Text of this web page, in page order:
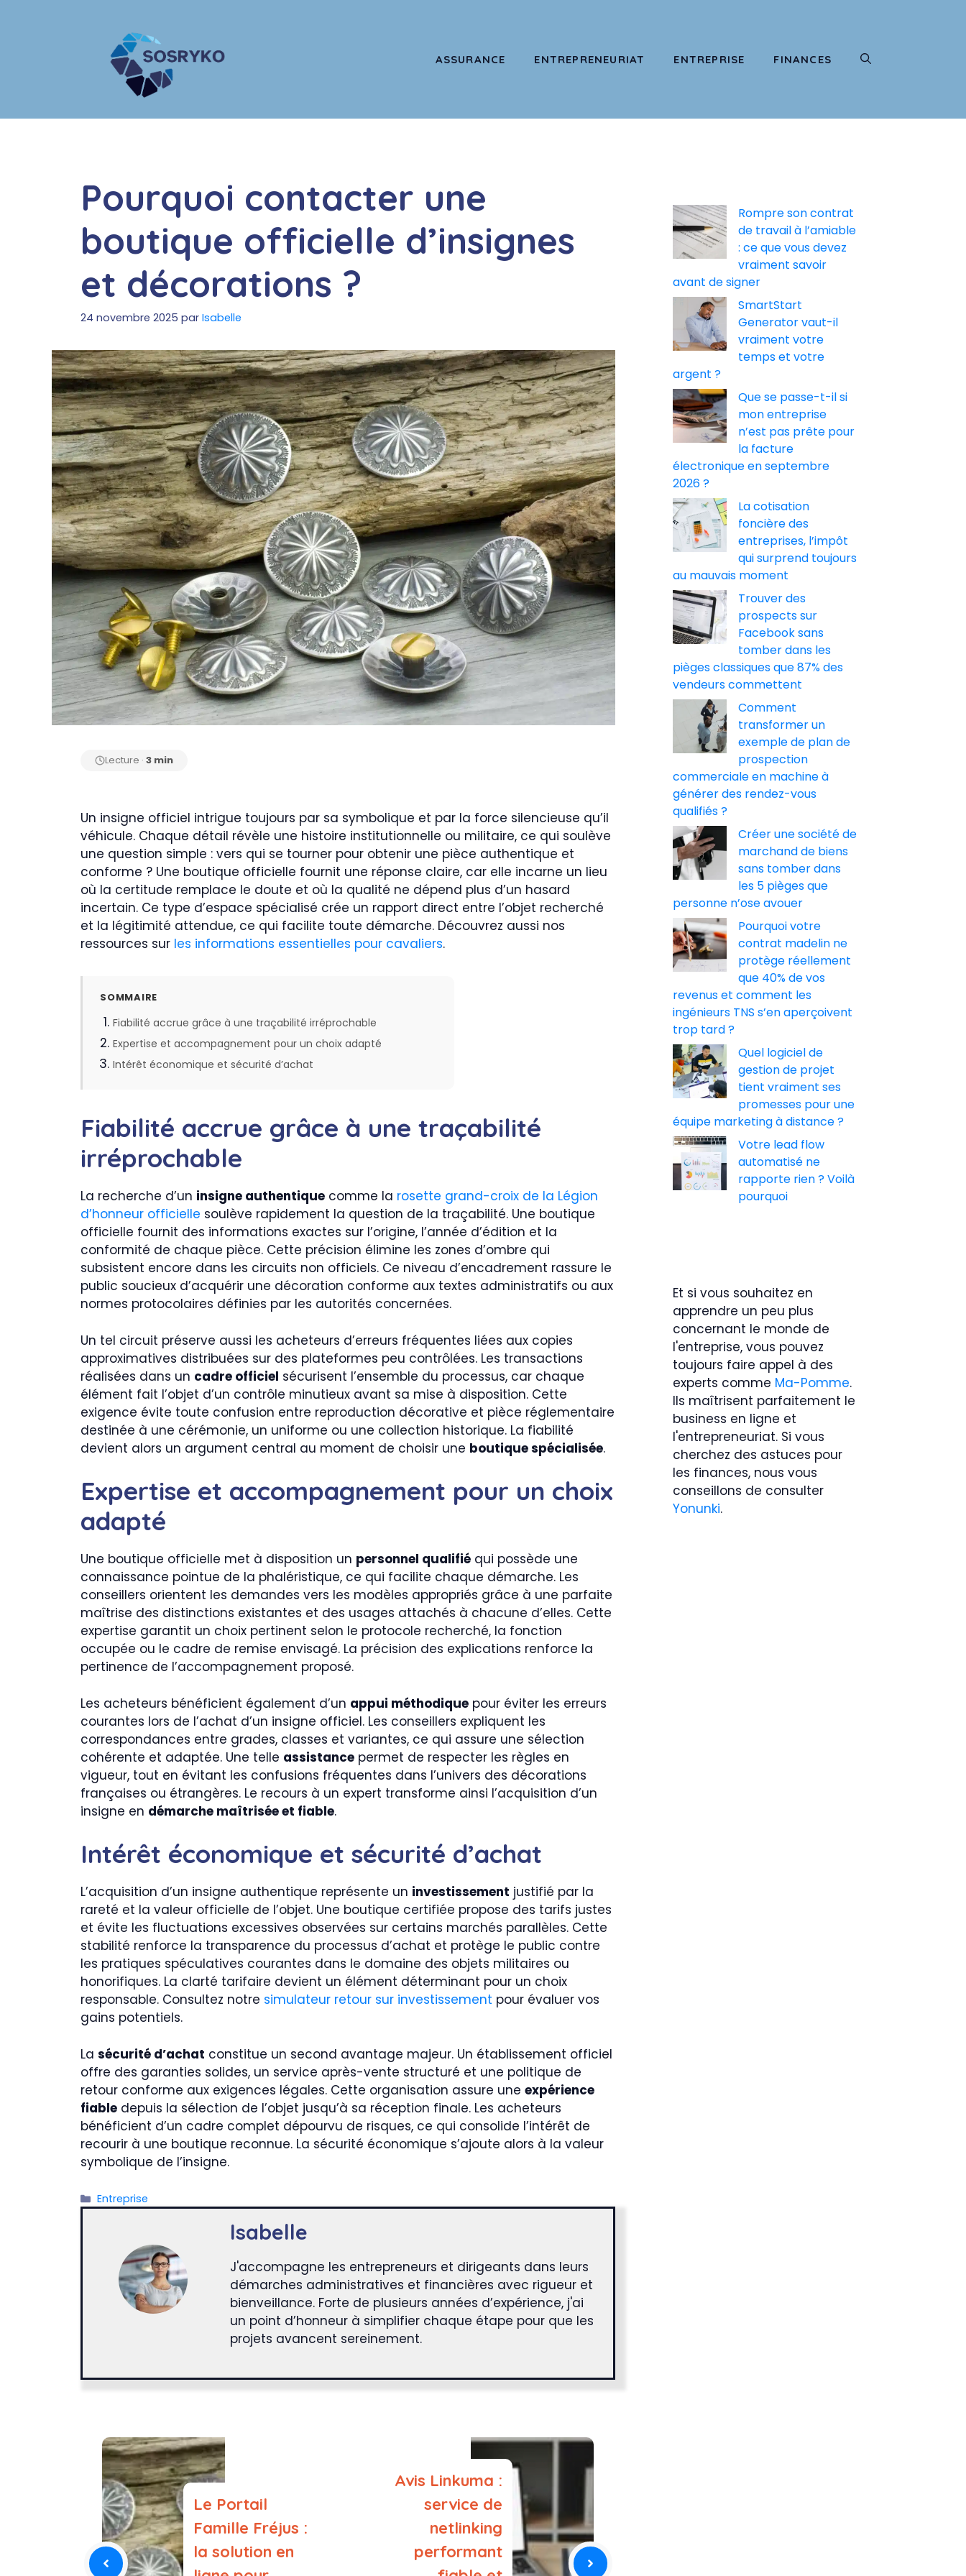
ASSURANCE ENTREPRENEURIAT ENTREPRISE FINANCES
Pourquoi contacter une
boutique officielle d’insignes
et décorations ?
24 novembre 2025 par Isabelle
Lecture · 3 min
Un insigne officiel intrigue toujours par sa symbolique et par la force silencieuse qu’il
véhicule. Chaque détail révèle une histoire institutionnelle ou militaire, ce qui soulève
une question simple : vers qui se tourner pour obtenir une pièce authentique et
conforme ? Une boutique officielle fournit une réponse claire, car elle incarne un lieu
où la certitude remplace le doute et où la qualité ne dépend plus d’un hasard
incertain. Ce type d’espace spécialisé crée un rapport direct entre l’objet recherché
et la légitimité attendue, ce qui facilite toute démarche. Découvrez aussi nos
ressources sur les informations essentielles pour cavaliers.
SOMMAIRE
Fiabilité accrue grâce à une traçabilité irréprochable
Expertise et accompagnement pour un choix adapté
Intérêt économique et sécurité d’achat
Fiabilité accrue grâce à une traçabilité
irréprochable
La recherche d’un insigne authentique comme la rosette grand-croix de la Légion
d’honneur officielle soulève rapidement la question de la traçabilité. Une boutique
officielle fournit des informations exactes sur l’origine, l’année d’édition et la
conformité de chaque pièce. Cette précision élimine les zones d’ombre qui
subsistent encore dans les circuits non officiels. Ce niveau d’encadrement rassure le
public soucieux d’acquérir une décoration conforme aux textes administratifs ou aux
normes protocolaires définies par les autorités concernées.
Un tel circuit préserve aussi les acheteurs d’erreurs fréquentes liées aux copies
approximatives distribuées sur des plateformes peu contrôlées. Les transactions
réalisées dans un cadre officiel sécurisent l’ensemble du processus, car chaque
élément fait l’objet d’un contrôle minutieux avant sa mise à disposition. Cette
exigence évite toute confusion entre reproduction décorative et pièce réglementaire
destinée à une cérémonie, un uniforme ou une collection historique. La fiabilité
devient alors un argument central au moment de choisir une boutique spécialisée.
Expertise et accompagnement pour un choix
adapté
Une boutique officielle met à disposition un personnel qualifié qui possède une
connaissance pointue de la phaléristique, ce qui facilite chaque démarche. Les
conseillers orientent les demandes vers les modèles appropriés grâce à une parfaite
maîtrise des distinctions existantes et des usages attachés à chacune d’elles. Cette
expertise garantit un choix pertinent selon le protocole recherché, la fonction
occupée ou le cadre de remise envisagé. La précision des explications renforce la
pertinence de l’accompagnement proposé.
Les acheteurs bénéficient également d’un appui méthodique pour éviter les erreurs
courantes lors de l’achat d’un insigne officiel. Les conseillers expliquent les
correspondances entre grades, classes et variantes, ce qui assure une sélection
cohérente et adaptée. Une telle assistance permet de respecter les règles en
vigueur, tout en évitant les confusions fréquentes dans l’univers des décorations
françaises ou étrangères. Le recours à un expert transforme ainsi l’acquisition d’un
insigne en démarche maîtrisée et fiable.
Intérêt économique et sécurité d’achat
L’acquisition d’un insigne authentique représente un investissement justifié par la
rareté et la valeur officielle de l’objet. Une boutique certifiée propose des tarifs justes
et évite les fluctuations excessives observées sur certains marchés parallèles. Cette
stabilité renforce la transparence du processus d’achat et protège le public contre
les pratiques spéculatives courantes dans le domaine des objets militaires ou
honorifiques. La clarté tarifaire devient un élément déterminant pour un choix
responsable. Consultez notre simulateur retour sur investissement pour évaluer vos
gains potentiels.
La sécurité d’achat constitue un second avantage majeur. Un établissement officiel
offre des garanties solides, un service après-vente structuré et une politique de
retour conforme aux exigences légales. Cette organisation assure une expérience
fiable depuis la sélection de l’objet jusqu’à sa réception finale. Les acheteurs
bénéficient d’un cadre complet dépourvu de risques, ce qui consolide l’intérêt de
recourir à une boutique reconnue. La sécurité économique s’ajoute alors à la valeur
symbolique de l’insigne.
Catégories
Entreprise
Isabelle
J'accompagne les entrepreneurs et dirigeants dans leurs
démarches administratives et financières avec rigueur et
bienveillance. Forte de plusieurs années d’expérience, j'ai
un point d’honneur à simplifier chaque étape pour que les
projets avancent sereinement.
Le Portail
Famille Fréjus :
la solution en
Avis Linkuma :
service de
netlinking
performant
Rompre son contrat
de travail à l’amiable
: ce que vous devez
vraiment savoir
avant de signer
SmartStart
Generator vaut-il
vraiment votre
temps et votre
argent ?
Que se passe-t-il si
mon entreprise
n’est pas prête pour
la facture
électronique en septembre
2026 ?
La cotisation
foncière des
entreprises, l’impôt
qui surprend toujours
au mauvais moment
Trouver des
prospects sur
Facebook sans
tomber dans les
pièges classiques que 87% des
vendeurs commettent
Comment
transformer un
exemple de plan de
prospection
commerciale en machine à
générer des rendez-vous
qualifiés ?
Créer une société de
marchand de biens
sans tomber dans
les 5 pièges que
personne n’ose avouer
Pourquoi votre
contrat madelin ne
protège réellement
que 40% de vos
revenus et comment les
ingénieurs TNS s’en aperçoivent
trop tard ?
Quel logiciel de
gestion de projet
tient vraiment ses
promesses pour une
équipe marketing à distance ?
Votre lead flow
automatisé ne
rapporte rien ? Voilà
pourquoi
Et si vous souhaitez en
apprendre un peu plus
concernant le monde de
l'entreprise, vous pouvez
toujours faire appel à des
experts comme Ma-Pomme.
Ils maîtrisent parfaitement le
business en ligne et
l'entrepreneuriat. Si vous
cherchez des astuces pour
les finances, nous vous
conseillons de consulter
Yonunki.